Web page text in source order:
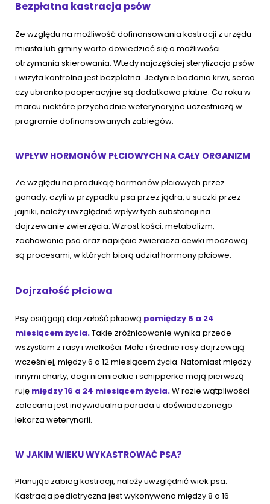
Bezpłatna kastracja psów
Ze względu na możliwość dofinansowania kastracji z urzędu
miasta lub gminy warto dowiedzieć się o możliwości
otrzymania skierowania. Wtedy najczęściej sterylizacja psów
i wizyta kontrolna jest bezpłatna. Jedynie badania krwi, serca
czy ubranko pooperacyjne są dodatkowo płatne. Co roku w
marcu niektóre przychodnie weterynaryjne uczestniczą w
programie dofinansowanych zabiegów.
WPŁYW HORMONÓW PŁCIOWYCH NA CAŁY ORGANIZM
Ze względu na produkcję hormonów płciowych przez
gonady, czyli w przypadku psa przez jądra, u suczki przez
jajniki, należy uwzględnić wpływ tych substancji na
dojrzewanie zwierzęcia. Wzrost kości, metabolizm,
zachowanie psa oraz napięcie zwieracza cewki moczowej
są procesami, w których biorą udział hormony płciowe.
Dojrzałość płciowa
Psy osiągają dojrzałość płciową pomiędzy 6 a 24
miesiącem życia.Takie zróżnicowanie wynika przede
wszystkim z rasy i wielkości. Małe i średnie rasy dojrzewają
wcześniej, między 6 a 12 miesiącem życia. Natomiast między
innymi charty, dogi niemieckie i schipperke mają pierwszą
ruję między 16 a 24 miesiącem życia.W razie wątpliwości
zalecana jest indywidualna porada u doświadczonego
lekarza weterynarii.
W JAKIM WIEKU WYKASTROWAĆ PSA?
Planując zabieg kastracji, należy uwzględnić wiek psa.
Kastracja pediatryczna jest wykonywana między 8 a 16